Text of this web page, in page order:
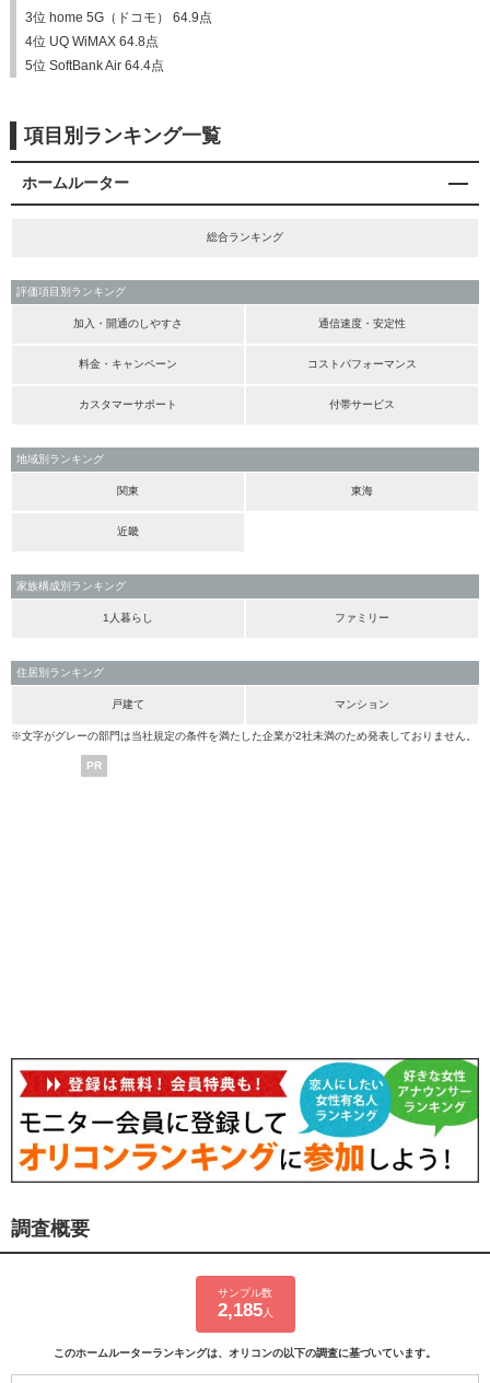
3位 home 5G（ドコモ） 64.9点
4位 UQ WiMAX 64.8点
5位 SoftBank Air 64.4点
項目別ランキング一覧
ホームルーター
総合ランキング
評価項目別ランキング
加入・開通のしやすさ 通信速度・安定性
料金・キャンペーン コストパフォーマンス
カスタマーサポート 付帯サービス
地域別ランキング
関東 東海
近畿
家族構成別ランキング
1人暮らし ファミリー
住居別ランキング
戸建て マンション
※文字がグレーの部門は当社規定の条件を満たした企業が2社未満のため発表しておりません。
PR
調査概要
サンプル数
2,185人
このホームルーターランキングは、オリコンの以下の調査に基づいています。